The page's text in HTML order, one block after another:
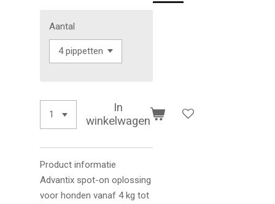
Aantal
In
winkelwagen
Product informatie
Advantix spot-on oplossing
voor honden vanaf 4 kg tot